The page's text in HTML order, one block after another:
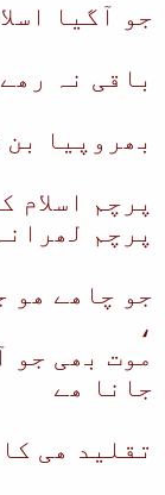
جو آگیا
باقی نہ
بھروپیا
پرچم اسلام
پرچم
جو چاھے ھو
،
موت بھی جو
جانا ھے
تقلید ھی